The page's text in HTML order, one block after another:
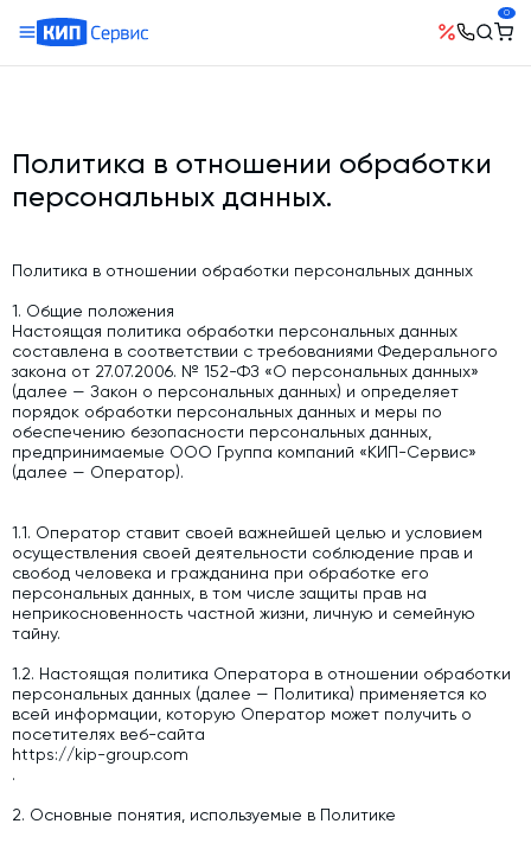
0
Конвейерное оборудование
Склады инертных материалов
Силосы для цемента и обвязка
Растариватели Биг-Бегов
Пневмотранспорт
Тепловое оборудование
Дозаторы для бетонных заводов
Затворы для силосов и дозаторов
Промышленные фильтры и комплектующие
Авто и Ж/Д весы
Оборудование для производства ЖБИ
Пневмооборудование
Датчики
Сотрудничество
История компании
Открытые вакансии
Новости
Условия труда
Контакты
Политика в отношении обработки
персональных данных.
Политика в отношении обработки персональных данных
1. Общие положения
Настоящая политика обработки персональных данных
составлена в соответствии с требованиями Федерального
закона от 27.07.2006. № 152-ФЗ «О персональных данных»
(далее — Закон о персональных данных) и определяет
порядок обработки персональных данных и меры по
обеспечению безопасности персональных данных,
предпринимаемые ООО Группа компаний «КИП-Сервис»
(далее — Оператор).
1.1. Оператор ставит своей важнейшей целью и условием
осуществления своей деятельности соблюдение прав и
свобод человека и гражданина при обработке его
персональных данных, в том числе защиты прав на
неприкосновенность частной жизни, личную и семейную
тайну.
1.2. Настоящая политика Оператора в отношении обработки
персональных данных (далее — Политика) применяется ко
всей информации, которую Оператор может получить о
посетителях веб-сайта
https://kip-group.com
.
2. Основные понятия, используемые в Политике